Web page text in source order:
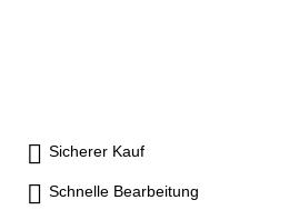
Sicherer Kauf
Schnelle Bearbeitung